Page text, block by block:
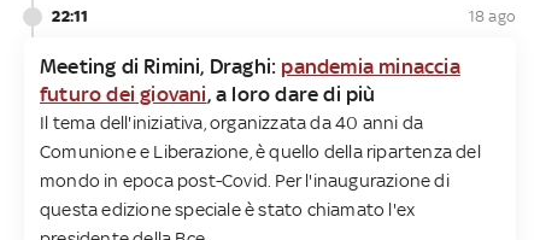
22:11 18 ago
Meeting di Rimini, Draghi: pandemia minaccia
futuro dei giovani, a loro dare di più
Il tema dell'iniziativa, organizzata da 40 anni da
Comunione e Liberazione, è quello della ripartenza del
mondo in epoca post-Covid. Per l'inaugurazione di
questa edizione speciale è stato chiamato l'ex